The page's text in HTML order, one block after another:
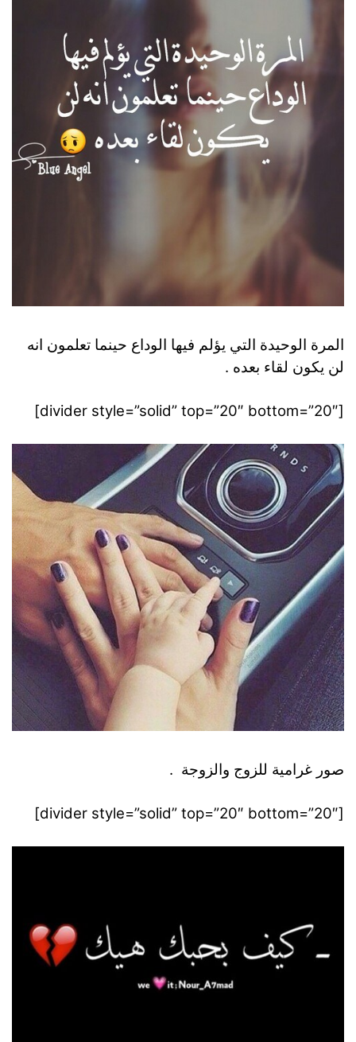
المرة الوحيدة التي يؤلم فيها الوداع حينما تعلمون انه
لن يكون لقاء بعده .
[divider style=”solid” top=”20″ bottom=”20″]
صور غرامية للزوج والزوجة .
[divider style=”solid” top=”20″ bottom=”20″]